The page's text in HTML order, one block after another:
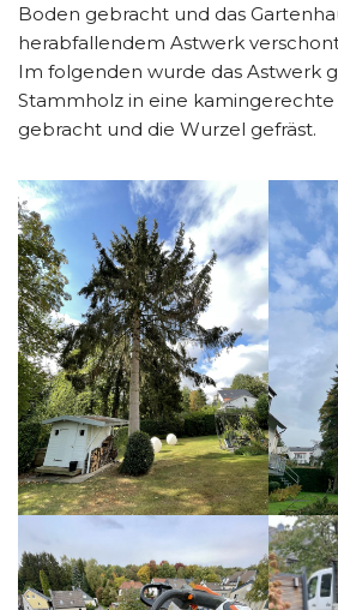
Boden gebracht und das
herabfallendem Astwerk
Im folgenden wurde das Astwerk
Stammholz in eine
gebracht und die Wurzel gefräst.